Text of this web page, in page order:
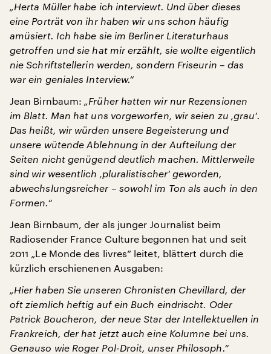
„Herta Müller habe ich interviewt. Und über dieses
eine Porträt von ihr haben wir uns schon häufig
amüsiert. Ich habe sie im Berliner Literaturhaus
getroffen und sie hat mir erzählt, sie wollte eigentlich
nie Schriftstellerin werden, sondern Friseurin – das
war ein geniales Interview.“
Jean Birnbaum: „Früher hatten wir nur Rezensionen
im Blatt. Man hat uns vorgeworfen, wir seien zu ‚grau‘.
Das heißt, wir würden unsere Begeisterung und
unsere wütende Ablehnung in der Aufteilung der
Seiten nicht genügend deutlich machen. Mittlerweile
sind wir wesentlich ‚pluralistischer‘ geworden,
abwechslungsreicher – sowohl im Ton als auch in den
Formen.“
Jean Birnbaum, der als junger Journalist beim
Radiosender France Culture begonnen hat und seit
2011 „Le Monde des livres“ leitet, blättert durch die
kürzlich erschienenen Ausgaben:
„Hier haben Sie unseren Chronisten Chevillard, der
oft ziemlich heftig auf ein Buch eindrischt. Oder
Patrick Boucheron, der neue Star der Intellektuellen in
Frankreich, der hat jetzt auch eine Kolumne bei uns.
Genauso wie Roger Pol-Droit, unser Philosoph.“